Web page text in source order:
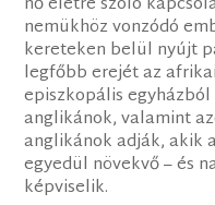
nemükhöz vonzódó
kereteken belül nyújt
legfőbb erejét az
episzkopális
anglikánok, valamint
anglikánok adják, akik
egyedül növekvő – és
képviselik.